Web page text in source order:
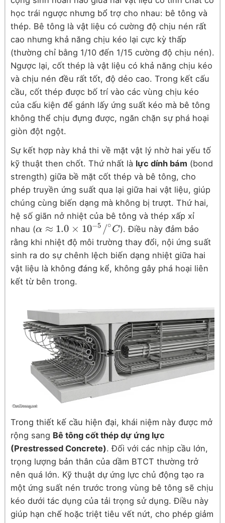
học trái ngược nhưng bổ trợ cho nhau: bê tông và
thép. Bê tông là vật liệu có cường độ chịu nén rất
cao nhưng khả năng chịu kéo lại cực kỳ thấp
(thường chỉ bằng 1/10 đến 1/15 cường độ chịu nén).
Ngược lại, cốt thép là vật liệu có khả năng chịu kéo
và chịu nén đều rất tốt, độ dẻo cao. Trong kết cấu
cầu, cốt thép được bố trí vào các vùng chịu kéo
của cấu kiện để gánh lấy ứng suất kéo mà bê tông
không thể chịu đựng được, ngăn chặn sự phá hoại
giòn đột ngột.
Sự kết hợp này khả thi về mặt vật lý nhờ hai yếu tố
kỹ thuật then chốt. Thứ nhất là lực dính bám (bond
strength) giữa bề mặt cốt thép và bê tông, cho
phép truyền ứng suất qua lại giữa hai vật liệu, giúp
chúng cùng biến dạng mà không bị trượt. Thứ hai,
hệ số giãn nở nhiệt của bê tông và thép xấp xỉ
nhau (α ≈ 1.0 × 10−5 /∘C
α≈1.0×10 − 5/∘C
). Điều này đảm bảo
rằng khi nhiệt độ môi trường thay đổi, nội ứng suất
sinh ra do sự chênh lệch biến dạng nhiệt giữa hai
vật liệu là không đáng kể, không gây phá hoại liên
kết từ bên trong.
Trong thiết kế cầu hiện đại, khái niệm này được mở
rộng sang Bê tông cốt thép dự ứng lực
(Prestressed Concrete). Đối với các nhịp cầu lớn,
trọng lượng bản thân của dầm BTCT thường trở
nên quá lớn. Kỹ thuật dự ứng lực chủ động tạo ra
một ứng suất nén trước trong vùng bê tông sẽ chịu
kéo dưới tác dụng của tải trọng sử dụng. Điều này
giúp hạn chế hoặc triệt tiêu vết nứt, cho phép giảm